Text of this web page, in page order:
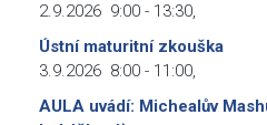
2.9.2026 9:00 - 13:30,
Ústní maturitní zkouška
3.9.2026 8:00 - 11:00,
AULA uvádí: Michealův